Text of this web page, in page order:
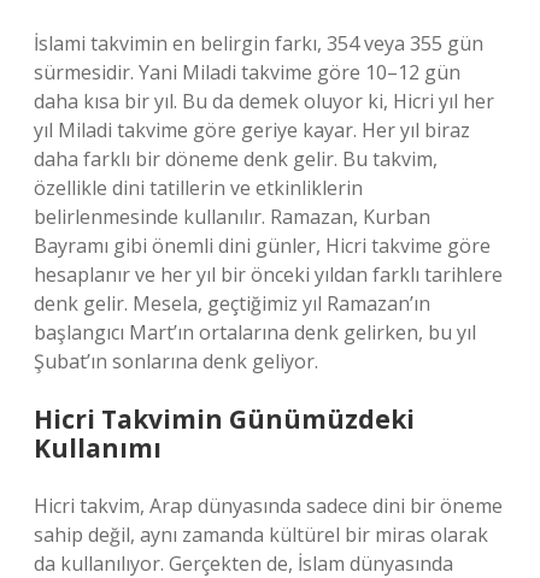
İslami takvimin en belirgin farkı, 354 veya 355 gün
sürmesidir. Yani Miladi takvime göre 10–12 gün
daha kısa bir yıl. Bu da demek oluyor ki, Hicri yıl her
yıl Miladi takvime göre geriye kayar. Her yıl biraz
daha farklı bir döneme denk gelir. Bu takvim,
özellikle dini tatillerin ve etkinliklerin
belirlenmesinde kullanılır. Ramazan, Kurban
Bayramı gibi önemli dini günler, Hicri takvime göre
hesaplanır ve her yıl bir önceki yıldan farklı tarihlere
denk gelir. Mesela, geçtiğimiz yıl Ramazan’ın
başlangıcı Mart’ın ortalarına denk gelirken, bu yıl
Şubat’ın sonlarına denk geliyor.
Hicri Takvimin Günümüzdeki
Kullanımı
Hicri takvim, Arap dünyasında sadece dini bir öneme
sahip değil, aynı zamanda kültürel bir miras olarak
da kullanılıyor. Gerçekten de, İslam dünyasında